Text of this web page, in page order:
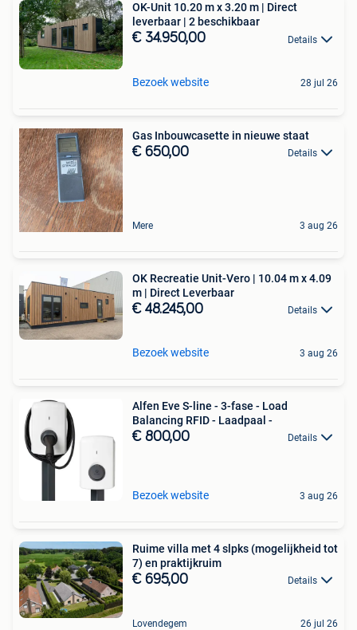
OK-Unit 10.20 m x 3.20 m | Direct
leverbaar | 2 beschikbaar
€ 34.950,00 Details
Bezoek website 28 jul 26
Gas Inbouwcasette in nieuwe staat
€ 650,00 Details
Mere 3 aug 26
OK Recreatie Unit-Vero | 10.04 m x 4.09
m | Direct Leverbaar
€ 48.245,00 Details
Bezoek website 3 aug 26
Alfen Eve S-line - 3-fase - Load
Balancing RFID - Laadpaal -
€ 800,00 Details
Bezoek website 3 aug 26
Ruime villa met 4 slpks (mogelijkheid tot
7) en praktijkruim
€ 695,00 Details
Lovendegem 26 jul 26